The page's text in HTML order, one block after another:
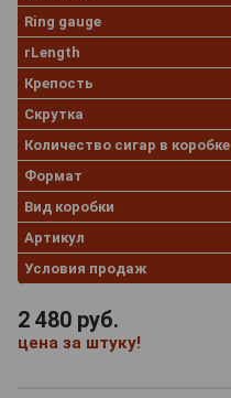
Ring gauge
rLength
Крепость
Скрутка
Количество сигар в коробке
Формат
Вид коробки
Артикул
Условия продаж
2 480 руб.
цена за штуку!